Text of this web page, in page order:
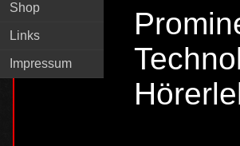
Shop
Links
Impressum